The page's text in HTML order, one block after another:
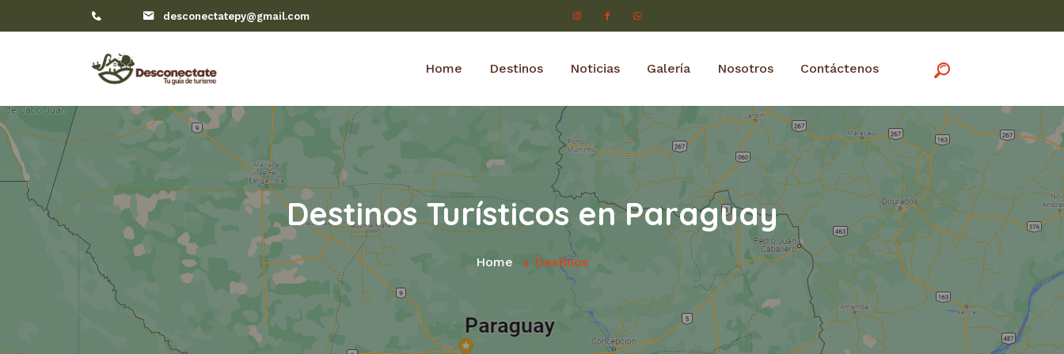
desconectatepy@gmail.com
Home Destinos Noticias Galería Nosotros Contáctenos
Destinos Turísticos en Paraguay
Home Destinos